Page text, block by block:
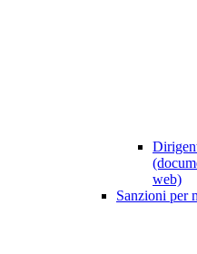
web)
Sanzioni per